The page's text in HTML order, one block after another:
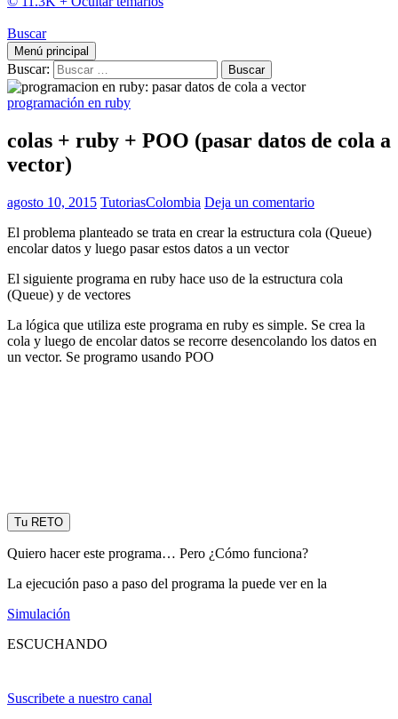
Buscar
Menú principal
Buscar:
programación en ruby
colas + ruby + POO (pasar datos de cola a
vector)
agosto 10, 2015 TutoriasColombia Deja un comentario
El problema planteado se trata en crear la estructura cola (Queue)
encolar datos y luego pasar estos datos a un vector
El siguiente programa en ruby hace uso de la estructura cola
(Queue) y de vectores
La lógica que utiliza este programa en ruby es simple. Se crea la
cola y luego de encolar datos se recorre desencolando los datos en
un vector. Se programo usando POO
Tu RETO
Quiero hacer este programa… Pero ¿Cómo funciona?
La ejecución paso a paso del programa la puede ver en la
Simulación
ESCUCHANDO
Suscribete a nuestro canal